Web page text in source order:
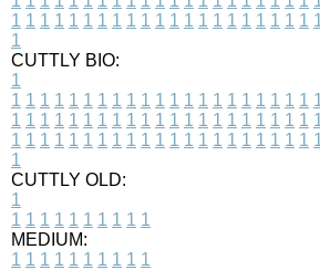
1 1 1 1 1 1 1 1 1 1 1 1 1 1 1 1 1 1 1 1 1
1
CUTTLY BIO:
1
1 1 1 1 1 1 1 1 1 1 1 1 1 1 1 1 1 1 1 1 1
1 1 1 1 1 1 1 1 1 1 1 1 1 1 1 1 1 1 1 1 1
1 1 1 1 1 1 1 1 1 1 1 1 1 1 1 1 1 1 1 1 1
1
CUTTLY OLD:
1
1 1 1 1 1 1 1 1 1 1
MEDIUM:
1 1 1 1 1 1 1 1 1 1